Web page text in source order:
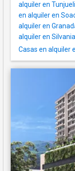
alquiler en
en alquiler en
alquiler en
alquiler en Silvania
Casas en alquiler